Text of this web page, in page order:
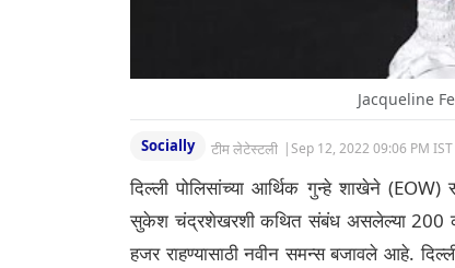
Jacqueline
Socially टीम लेटेस्टली |Sep 12, 2022 09:06 PM IST
दिल्ली पोलिसांच्या आर्थिक गुन्हे शाखेने
सुकेश चंद्रशेखरशी कथित संबंध असलेल्या 200
हजर राहण्यासाठी नवीन समन्स बजावले आहे.